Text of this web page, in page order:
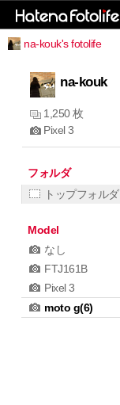
na-kouk's fotolife
na-kouk
1,250 枚
Pixel 3
フォルダ
トップフォルダ
Model
なし
FTJ161B
Pixel 3
moto g(6)